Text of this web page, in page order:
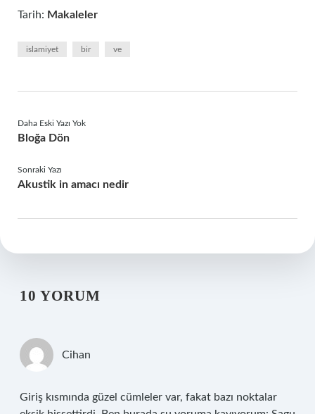
Tarih: Makaleler
islamiyet bir ve
Daha Eski Yazı Yok
Bloğa Dön
Sonraki Yazı
Akustik in amacı nedir
10 YORUM
Cihan
Giriş kısmında güzel cümleler var, fakat bazı noktalar